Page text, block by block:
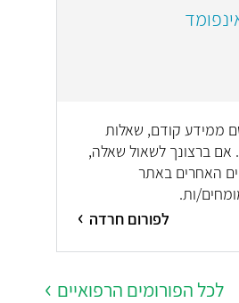
ממידע קודם, שאלות
אם ברצונך לשאול שאלה,
האחרים באתר
ות.
לפורום חרדה
לכל הפורומים הרפואיים